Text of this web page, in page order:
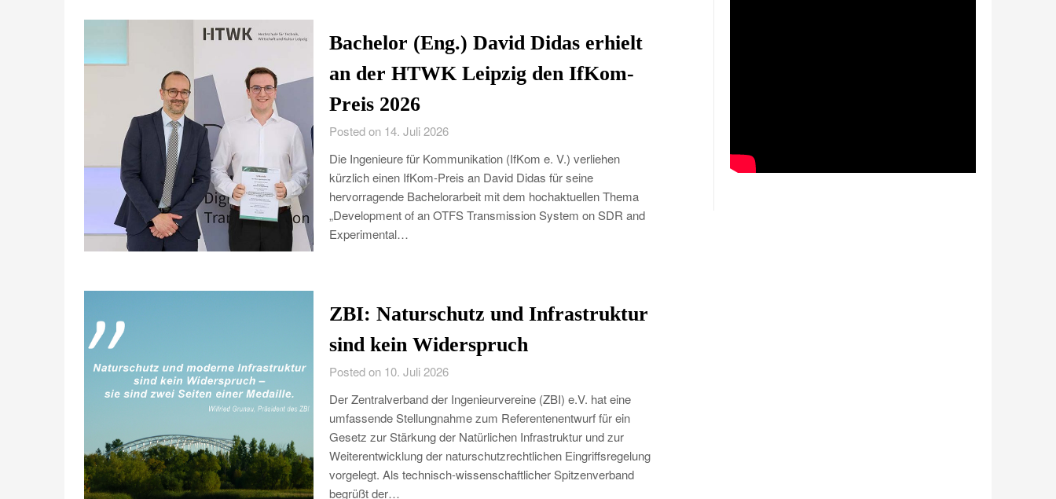
Bachelor (Eng.) David Didas erhielt
an der HTWK Leipzig den IfKom-
Preis 2026
Posted on 14. Juli 2026
Die Ingenieure für Kommunikation (IfKom e. V.) verliehen
kürzlich einen IfKom-Preis an David Didas für seine
hervorragende Bachelorarbeit mit dem hochaktuellen Thema
„Development of an OTFS Transmission System on SDR and
Experimental…
ZBI: Naturschutz und Infrastruktur
sind kein Widerspruch
Posted on 10. Juli 2026
Der Zentralverband der Ingenieurvereine (ZBI) e.V. hat eine
umfassende Stellungnahme zum Referentenentwurf für ein
Gesetz zur Stärkung der Natürlichen Infrastruktur und zur
Weiterentwicklung der naturschutzrechtlichen Eingriffsregelung
vorgelegt. Als technisch-wissenschaftlicher Spitzenverband
begrüßt der…